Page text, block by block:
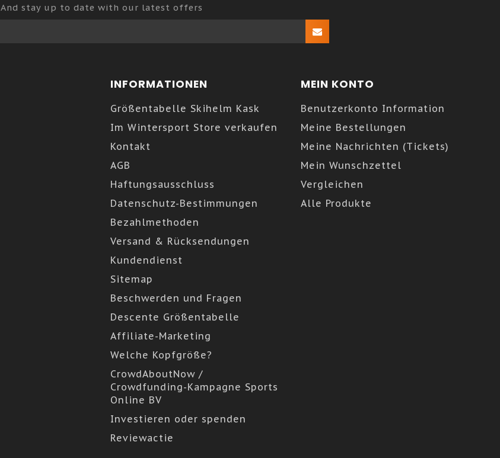
And stay up to date with our latest offers
INFORMATIONEN
Größentabelle Skihelm Kask
Im Wintersport Store verkaufen
Kontakt
AGB
Haftungsausschluss
Datenschutz-Bestimmungen
Bezahlmethoden
Versand & Rücksendungen
Kundendienst
Sitemap
Beschwerden und Fragen
Descente Größentabelle
Affiliate-Marketing
Welche Kopfgröße?
CrowdAboutNow /
Crowdfunding-Kampagne Sports
Online BV
Investieren oder spenden
Reviewactie
MEIN KONTO
Benutzerkonto Information
Meine Bestellungen
Meine Nachrichten (Tickets)
Mein Wunschzettel
Vergleichen
Alle Produkte